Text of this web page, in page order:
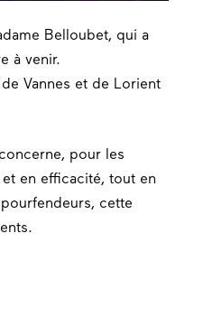
Belloubet, qui a
à venir.
Vannes et de Lorient
pour les
en efficacité, tout en
cette